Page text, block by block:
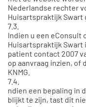
Nederlandse rechter
Huisartspraktijk Swart
7.3.
Indien u een eConsult
Huisartspraktijk Swart
patient contact 2007
op aanvraag inzien, of
KNMG.
7.4.
ndien een bepaling in
blijkt te zijn, tast dit